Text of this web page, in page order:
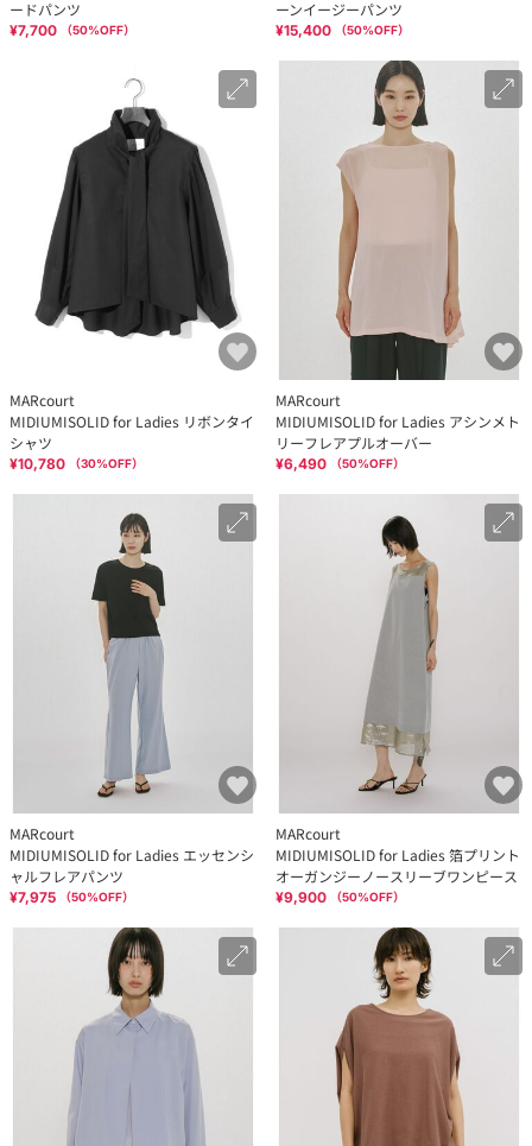
ードパンツ
¥7,700 （50%OFF）
ーンイージーパンツ
¥15,400 （50%OFF）
MARcourt
MIDIUMISOLID for Ladies リボンタイ
シャツ
¥10,780 （30%OFF）
MARcourt
MIDIUMISOLID for Ladies アシンメト
リーフレアプルオーバー
¥6,490 （50%OFF）
MARcourt
MIDIUMISOLID for Ladies エッセンシ
ャルフレアパンツ
¥7,975 （50%OFF）
MARcourt
MIDIUMISOLID for Ladies 箔プリント
オーガンジーノースリーブワンピース
¥9,900 （50%OFF）